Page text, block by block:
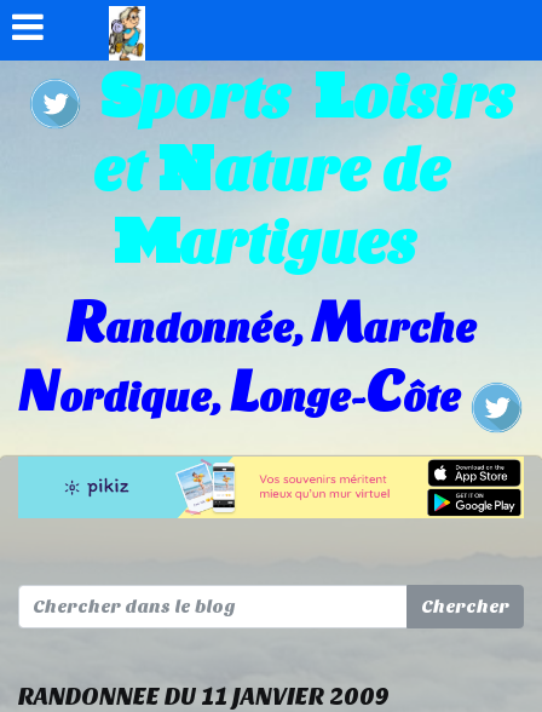
Sports Loisirs
etNature de
Martigues
Randonnée,Marche
Nordique,Longe-Côte
RANDONNEE DU 11 JANVIER 2009